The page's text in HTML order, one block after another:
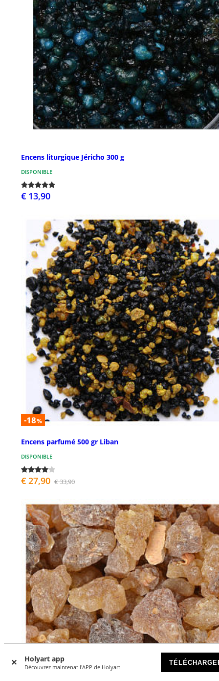
Holyart app
Découvrez maintenat l'APP de Holyart
Encens liturgique Jéricho 300 g
DISPONIBLE
€ 13,90
-18%
Encens parfumé 500 gr Liban
DISPONIBLE
€ 27,90 € 33,90